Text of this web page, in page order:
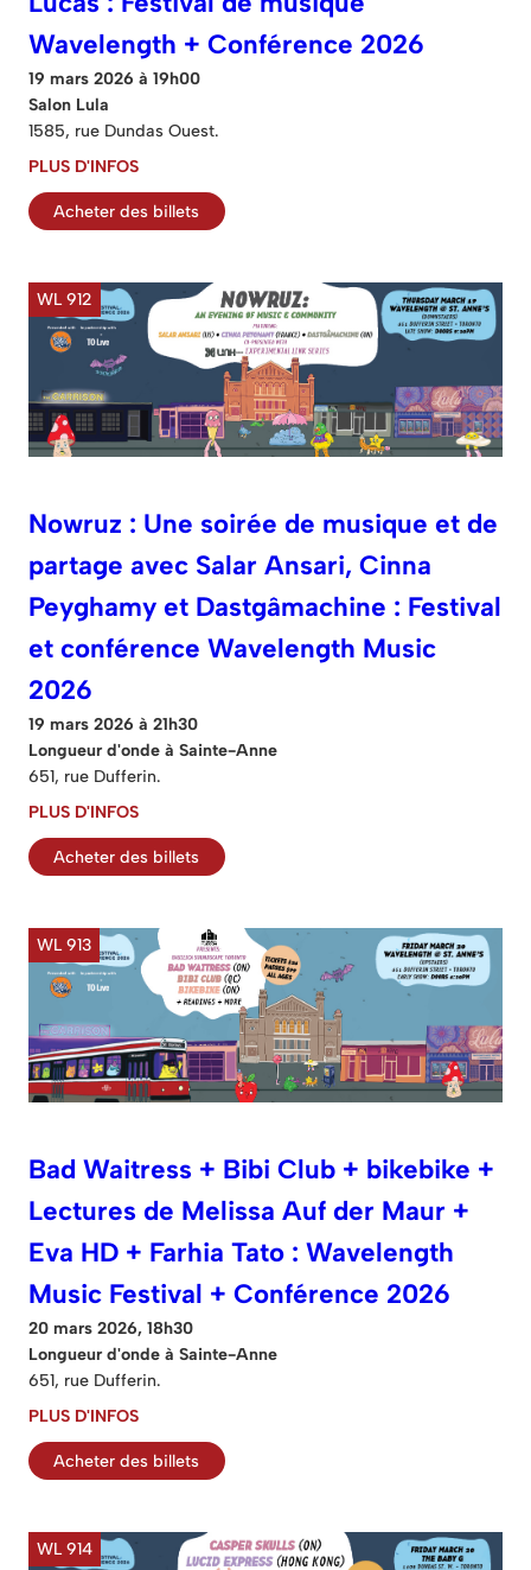
Wavelength + Conférence 2026
19 mars 2026 à 19h00
Salon Lula
1585, rue Dundas Ouest.
PLUS D'INFOS
Acheter des billets
WL 912
Nowruz : Une soirée de musique et de
partage avec Salar Ansari, Cinna
Peyghamy et Dastgâmachine : Festival
et conférence Wavelength Music
2026
19 mars 2026 à 21h30
Longueur d'onde à Sainte-Anne
651, rue Dufferin.
PLUS D'INFOS
Acheter des billets
WL 913
Bad Waitress + Bibi Club + bikebike +
Lectures de Melissa Auf der Maur +
Eva HD + Farhia Tato : Wavelength
Music Festival + Conférence 2026
20 mars 2026, 18h30
Longueur d'onde à Sainte-Anne
651, rue Dufferin.
PLUS D'INFOS
Acheter des billets
WL 914